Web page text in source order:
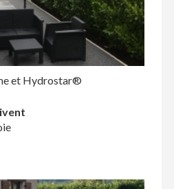
et Hydrostar®